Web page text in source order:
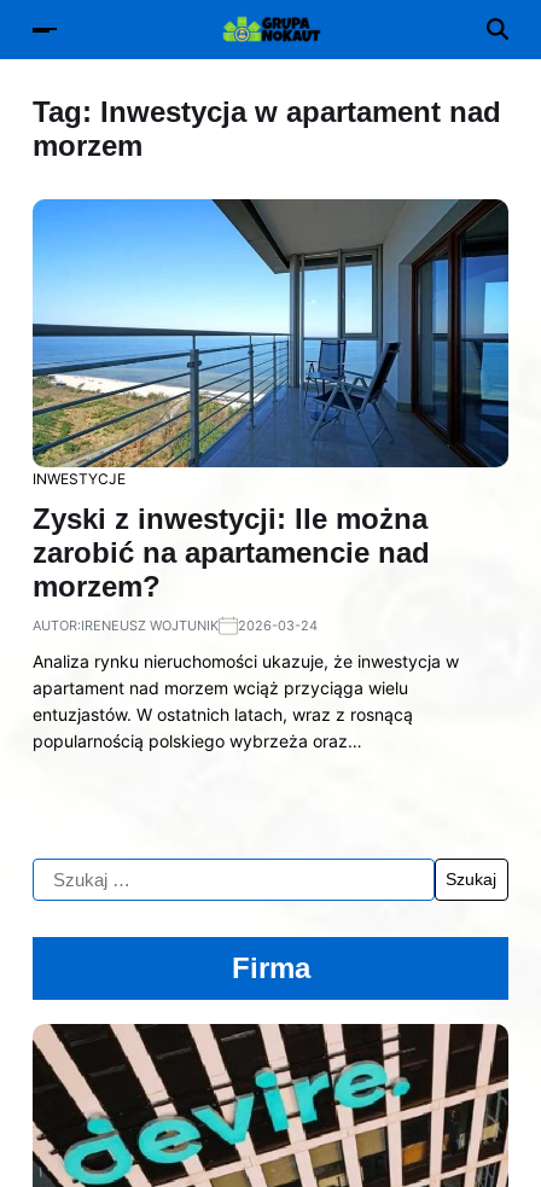
Tag: Inwestycja w apartament nad
morzem
INWESTYCJE
Zyski z inwestycji: Ile można
zarobić na apartamencie nad
morzem?
AUTOR:IRENEUSZ WOJTUNIK 2026-03-24
Analiza rynku nieruchomości ukazuje, że inwestycja w
apartament nad morzem wciąż przyciąga wielu
entuzjastów. W ostatnich latach, wraz z rosnącą
popularnością polskiego wybrzeża oraz…
Firma